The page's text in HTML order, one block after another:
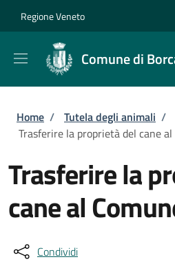
Regione Veneto
Comune di
Briciole di pane
Home / Tutela degli animali /
Trasferire la proprietà del cane
Trasferire la
cane al
Condividi